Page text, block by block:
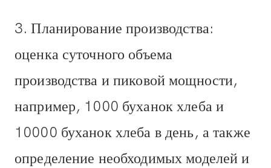
3. Планирование производства:
оценка суточного объема
производства и пиковой мощности,
например, 1000 буханок хлеба и
10000 буханок хлеба в день, а также
определение необходимых моделей и